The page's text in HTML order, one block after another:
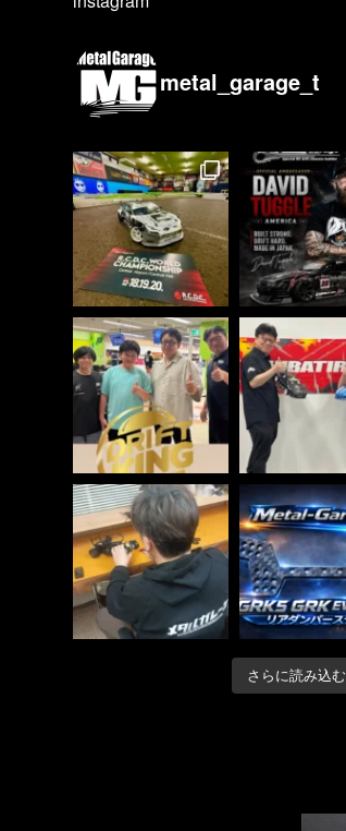
metal_garage_t
さらに読み込む